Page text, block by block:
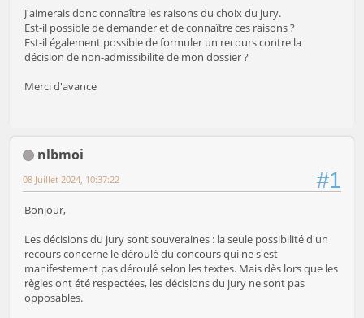
J'aimerais donc connaître les raisons du choix du jury.
Est-il possible de demander et de connaître ces raisons ?
Est-il également possible de formuler un recours contre la
décision de non-admissibilité de mon dossier ?
Merci d'avance
nlbmoi
#1
08 Juillet 2024, 10:37:22
Bonjour,
Les décisions du jury sont souveraines : la seule possibilité d'un
recours concerne le déroulé du concours qui ne s'est
manifestement pas déroulé selon les textes. Mais dès lors que les
règles ont été respectées, les décisions du jury ne sont pas
opposables.